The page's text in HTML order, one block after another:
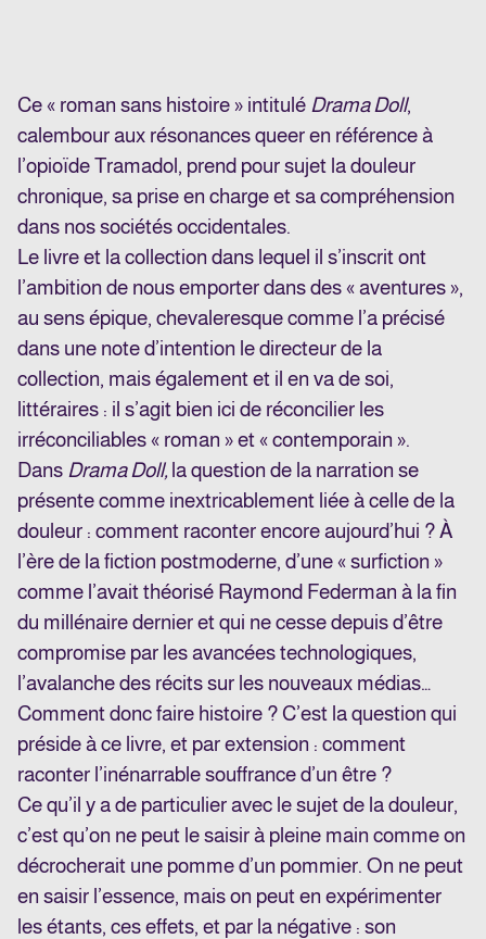
Ce « roman sans histoire » intitulé Drama Doll,
calembour aux résonances queer en référence à
l’opioïde Tramadol, prend pour sujet la douleur
chronique, sa prise en charge et sa compréhension
dans nos sociétés occidentales.
Le livre et la collection dans lequel il s’inscrit ont
l’ambition de nous emporter dans des « aventures »,
au sens épique, chevaleresque comme l’a précisé
dans une note d’intention le directeur de la
collection, mais également et il en va de soi,
littéraires : il s’agit bien ici de réconcilier les
irréconciliables « roman » et « contemporain ».
Dans Drama Doll, la question de la narration se
présente comme inextricablement liée à celle de la
douleur : comment raconter encore aujourd’hui ? À
l’ère de la fiction postmoderne, d’une « surfiction »
comme l’avait théorisé Raymond Federman à la fin
du millénaire dernier et qui ne cesse depuis d’être
compromise par les avancées technologiques,
l’avalanche des récits sur les nouveaux médias…
Comment donc faire histoire ? C’est la question qui
préside à ce livre, et par extension : comment
raconter l’inénarrable souffrance d’un être ?
Ce qu’il y a de particulier avec le sujet de la douleur,
c’est qu’on ne peut le saisir à pleine main comme on
décrocherait une pomme d’un pommier. On ne peut
en saisir l’essence, mais on peut en expérimenter
les étants, ces effets, et par la négative : son